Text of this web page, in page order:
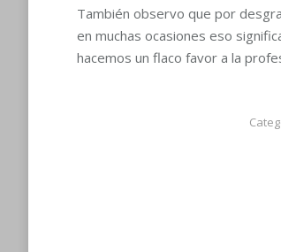
También observo que por
en muchas ocasiones eso
hacemos un flaco favor a la